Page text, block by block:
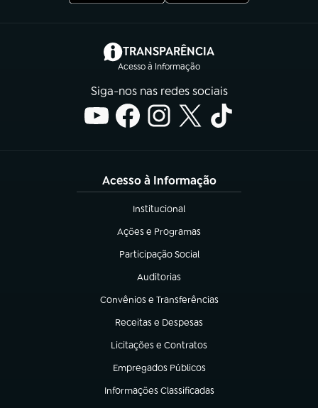
TRANSPARÊNCIA
Acesso à Informação
(abre em nova aba)
Siga-nos nas redes sociais
Acesso à Informação
Institucional
(abre em nova aba)
Ações e Programas
(abre em nova aba)
Participação Social
(abre em nova aba)
Auditorias
(abre em nova aba)
Convênios e Transferências
(abre em nova aba)
Receitas e Despesas
(abre em nova aba)
Licitações e Contratos
(abre em nova aba)
Empregados Públicos
(abre em nova aba)
Informações Classificadas
(abre em nova aba)